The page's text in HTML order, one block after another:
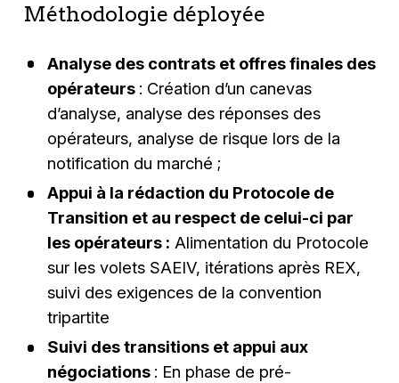
Méthodologie déployée
Analyse des contrats et offres finales des
opérateurs : Création d’un canevas
d’analyse, analyse des réponses des
opérateurs, analyse de risque lors de la
notification du marché ;​
Appui à la rédaction du Protocole de
Transition et au respect de celui-ci par
les opérateurs : Alimentation du Protocole
sur les volets SAEIV, itérations après REX,
suivi des exigences de la convention
tripartite
Suivi des transitions et appui aux
négociations : En phase de pré-